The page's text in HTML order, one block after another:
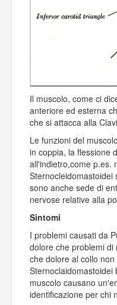
Il muscolo, come ci
anteriore ed esterna
che si attacca alla
Le funzioni del
in coppia, la flessione
all'indietro,come p.es.
Sternocleidomastoidei
sono anche sede di
nervose relative alla
Sintomi
I problemi causati da
dolore che problemi
che dolore al collo
Sternoclaidomastoidei
muscolo causano
identificazione per chi